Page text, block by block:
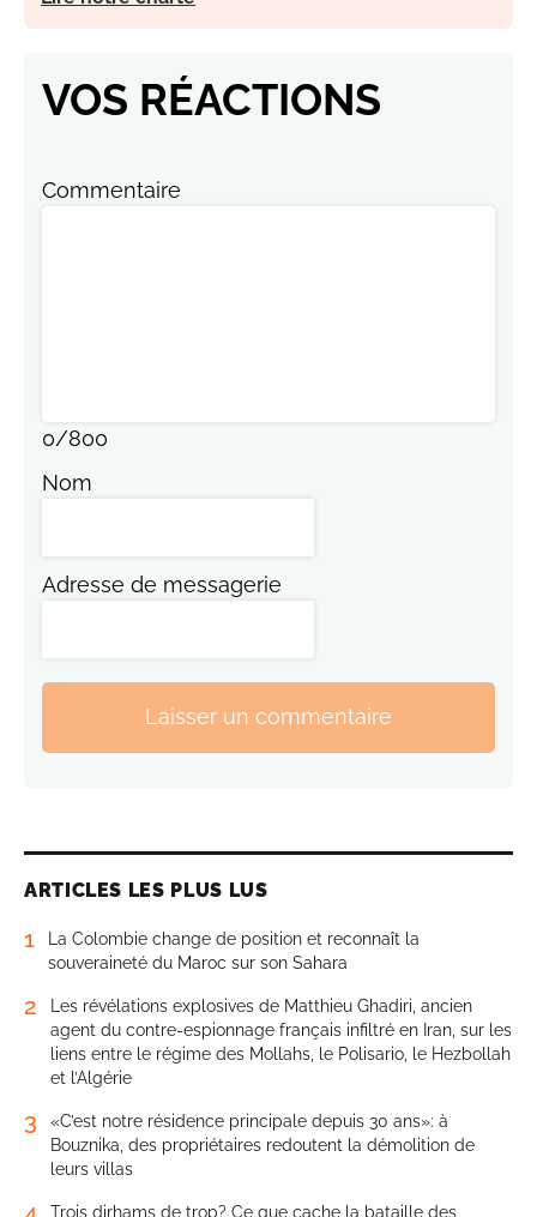
VOS RÉACTIONS
Commentaire
0/800
Nom
Adresse de messagerie
Laisser un commentaire
ARTICLES LES PLUS LUS
1
La Colombie change de position et reconnaît la
souveraineté du Maroc sur son Sahara
2
Les révélations explosives de Matthieu Ghadiri, ancien
agent du contre-espionnage français infiltré en Iran, sur les
liens entre le régime des Mollahs, le Polisario, le Hezbollah
et l’Algérie
3
«C’est notre résidence principale depuis 30 ans»: à
Bouznika, des propriétaires redoutent la démolition de
leurs villas
Trois dirhams de trop? Ce que cache la bataille des